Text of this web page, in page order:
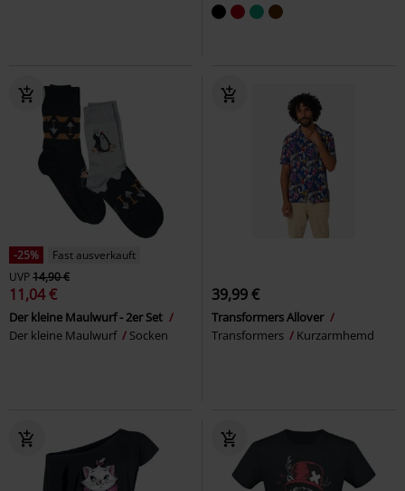
-25%
Fast ausverkauft
UVP14,90 €
11,04 €
Der kleine Maulwurf - 2er Set
Der kleine Maulwurf
Socken
39,99 €
Transformers Allover
Transformers
Kurzarmhemd